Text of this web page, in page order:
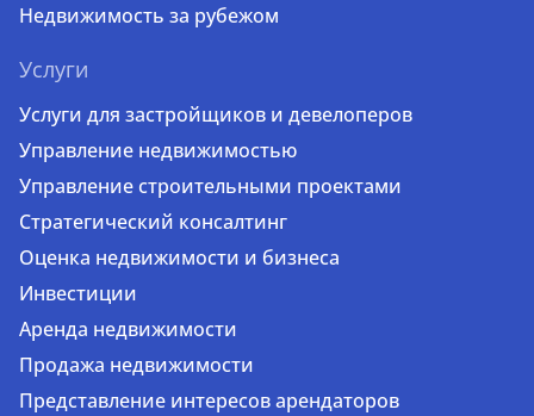
Недвижимость за рубежом
Услуги
Услуги для застройщиков и девелоперов
Управление недвижимостью
Управление строительными проектами
Стратегический консалтинг
Оценка недвижимости и бизнеса
Инвестиции
Аренда недвижимости
Продажа недвижимости
Представление интересов арендаторов